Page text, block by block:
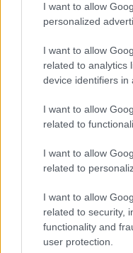
I want to allow
personalized
I want to allow
related to analytics
device identifiers in
I want to allow
related to
I want to allow
related to
I want to allow
related to security,
functionality and
user protection.
Τα παραπάνω
κανείς
διαθέσιμο
σκουμπρί που
σουτζουκάκια
με κοπανιστή ή
πανσέτα, αλλά
ενημερώνουν
λογαριασμών
κουτιά, από
ανακυκλώσιμα
ποδήλατα στα
ηλεκτρικά